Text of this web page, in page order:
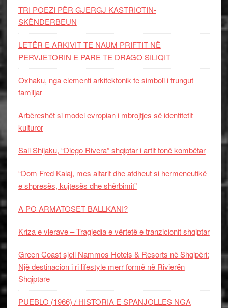
TRI POEZI PËR GJERGJ KASTRIOTIN-
SKËNDERBEUN
LETËR E ARKIVIT TE NAUM PRIFTIT NË
PERVJETORIN E PARE TE DRAGO SILIQIT
Oxhaku, nga elementi arkitektonik te simboli i trungut
familjar
Arbëreshët si model evropian i mbrojtjes së identitetit
kulturor
Sali Shijaku, “Diego Rivera” shqiptar i artit tonë kombëtar
“Dom Fred Kalaj, mes altarit dhe atdheut si hermeneutikë
e shpresës, kujtesës dhe shërbimit”
A PO ARMATOSET BALLKANI?
Kriza e vlerave – Tragjedia e vërtetë e tranzicionit shqiptar
Green Coast sjell Nammos Hotels & Resorts në Shqipëri:
Një destinacion i ri lifestyle merr formë në Rivierën
Shqiptare
PUEBLO (1966) / HISTORIA E SPANJOLLES NGA